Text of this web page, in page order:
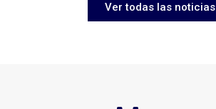
Ver todas las noticias